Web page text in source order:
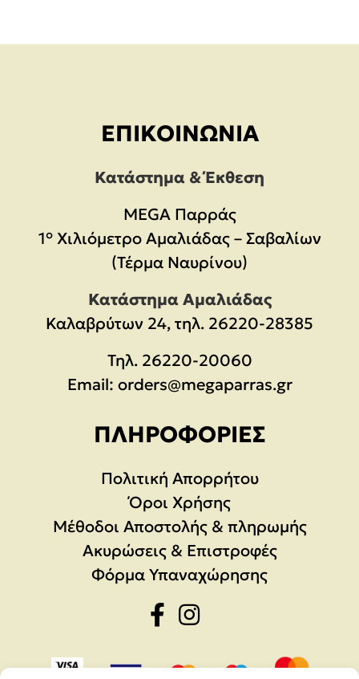
ΕΠΙΚΟΙΝΩΝΊΑ
Κατάστημα & Έκθεση
MEGA Παρράς
1° Χιλιόμετρο Αμαλιάδας – Σαβαλίων
(Τέρμα Ναυρίνου)
Κατάστημα Αμαλιάδας
Καλαβρύτων 24, τηλ. 26220-28385
Τηλ. 26220-20060
Email: orders@megaparras.gr
ΠΛΗΡΟΦΟΡΊΕΣ
Πολιτική Απορρήτου
Όροι Χρήσης
Μέθοδοι Αποστολής & πληρωμής
Ακυρώσεις & Επιστροφές
Φόρμα Υπαναχώρησης